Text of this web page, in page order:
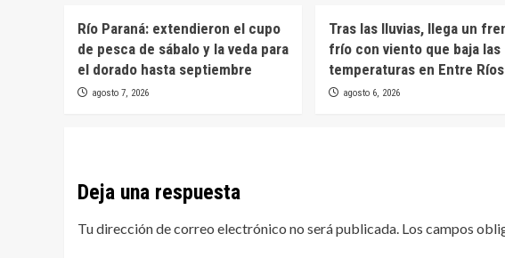
Río Paraná: extendieron el cupo
de pesca de sábalo y la veda para
el dorado hasta septiembre
agosto 7, 2026
Tras las lluvias, llega un
frío con viento que baja las
temperaturas en Entre Ríos
agosto 6, 2026
Deja una respuesta
Tu dirección de correo electrónico no será publicada. Los campos